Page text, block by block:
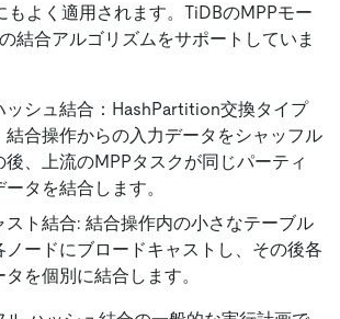
もよく適用されます。TiDBのMPPモー
結合アルゴリズムをサポートしていま
ッシュ結合：HashPartition交換タイプ
結合操作からの入力データをシャッフル
後、上流のMPPタスクが同じパーティ
タを結合します。
スト結合: 結合操作内の小さなテーブル
ノードにブロードキャストし、その後各
タを個別に結合します。